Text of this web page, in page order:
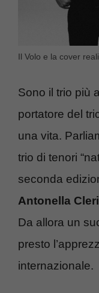
Il Volo e la cover
Sono il trio più
portatore del
una vita.
trio di tenori
seconda
Antonella
Da allora un
presto
internazionale.